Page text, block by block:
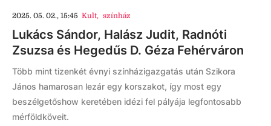
2025. 05. 02., 15:45 Kult, színház
Lukács Sándor, Halász Judit, Radnóti
Zsuzsa és Hegedűs D. Géza Fehérváron
Több mint tizenkét évnyi színházigazgatás után Szikora
János hamarosan lezár egy korszakot, így most egy
beszélgetőshow keretében idézi fel pályája legfontosabb
mérföldköveit.